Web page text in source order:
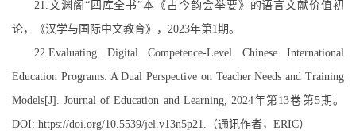
21.文渊阁 “四库全书”本《古今韵会举要》的语言文献价值初
论，《汉学与国际中文教育》， 2023年第1期。
22.Evaluating Digital Competence-Level Chinese International
Education Programs: A Dual Perspective on Teacher Needs and Training
Models[J]. Journal of Education and Learning, 2024年第 13卷第5期。
DOI: https://doi.org/10.5539/jel.v13n5p21. （通讯作者， ERIC）